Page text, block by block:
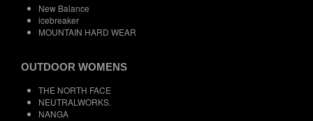
New Balance
icebreaker
MOUNTAIN HARD WEAR
OUTDOOR WOMENS
THE NORTH FACE
NEUTRALWORKS.
NANGA